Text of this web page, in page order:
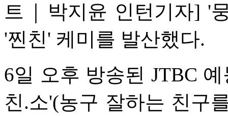
트｜박지윤 인턴기자] '
'찐친' 케미를 발산했다.
6일 오후 방송된 JTBC
친.소'(농구 잘하는 친구